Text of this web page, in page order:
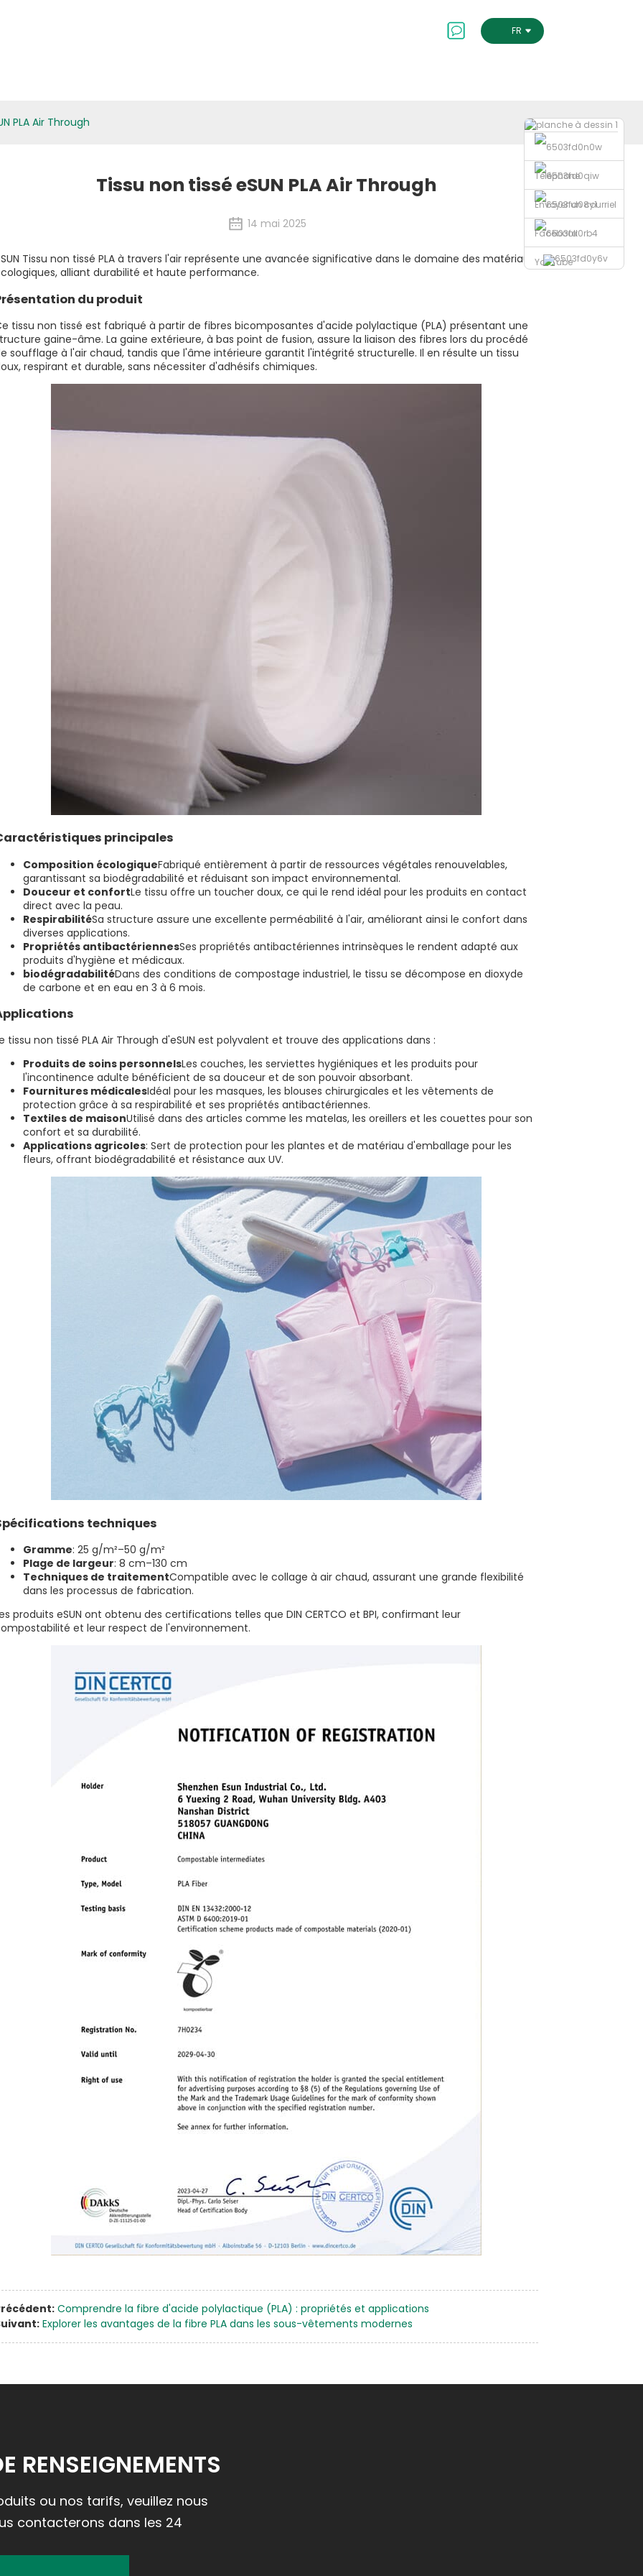
FRENCH
Téléphone
Envoyer un courriel
Facebook
YouTube
PLA Air Through
Tissu non tissé eSUN PLA Air Through
14 mai 2025
Tissu non tissé PLA à travers l'air représente une avancée significative dans le domaine des matériaux
alliant durabilité et haute performance.
du produit
tissu non tissé est fabriqué à partir de fibres bicomposantes d'acide polylactique (PLA) présentant une
gaine-âme. La gaine extérieure, à bas point de fusion, assure la liaison des fibres lors du procédé
soufflage à l'air chaud, tandis que l'âme intérieure garantit l'intégrité structurelle. Il en résulte un tissu
respirant et durable, sans nécessiter d'adhésifs chimiques.
principales
Composition écologiqueFabriqué entièrement à partir de ressources végétales renouvelables,
garantissant sa biodégradabilité et réduisant son impact environnemental.
Douceur et confortLe tissu offre un toucher doux, ce qui le rend idéal pour les produits en contact
direct avec la peau.
RespirabilitéSa structure assure une excellente perméabilité à l'air, améliorant ainsi le confort dans
diverses applications.
Propriétés antibactériennesSes propriétés antibactériennes intrinsèques le rendent adapté aux
produits d'hygiène et médicaux.
biodégradabilitéDans des conditions de compostage industriel, le tissu se décompose en dioxyde
de carbone et en eau en 3 à 6 mois.
tissu non tissé PLA Air Through d'eSUN est polyvalent et trouve des applications dans :
Produits de soins personnelsLes couches, les serviettes hygiéniques et les produits pour
l'incontinence adulte bénéficient de sa douceur et de son pouvoir absorbant.
Fournitures médicalesIdéal pour les masques, les blouses chirurgicales et les vêtements de
protection grâce à sa respirabilité et ses propriétés antibactériennes.
Textiles de maisonUtilisé dans des articles comme les matelas, les oreillers et les couettes pour son
confort et sa durabilité.
Applications agricoles: Sert de protection pour les plantes et de matériau d'emballage pour les
fleurs, offrant biodégradabilité et résistance aux UV.
techniques
Gramme: 25 g/m²–50 g/m²
Plage de largeur: 8 cm–130 cm
Techniques de traitementCompatible avec le collage à air chaud, assurant une grande flexibilité
dans les processus de fabrication.
produits eSUN ont obtenu des certifications telles que DIN CERTCO et BPI, confirmant leur
et leur respect de l'environnement.
Comprendre la fibre d'acide polylactique (PLA) : propriétés et applications
Explorer les avantages de la fibre PLA dans les sous-vêtements modernes
RENSEIGNEMENTS
ou nos tarifs, veuillez nous
contacterons dans les 24